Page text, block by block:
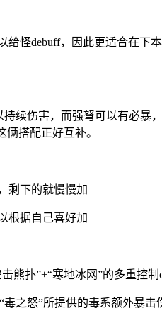
怪debuff，因此更适合在
续伤害，而强弩可以有必
搭配正好互补。
剩下的就慢慢加
根据自己喜好加
扑”+“寒地冰网”的多重控
之怒”所提供的毒系额外暴